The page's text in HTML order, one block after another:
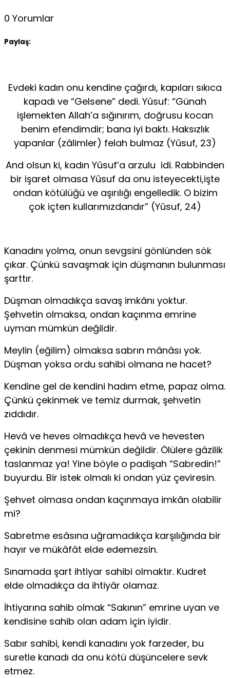
0 Yorumlar
Paylaş:
Evdeki kadın onu kendine çağırdı, kapıları sıkıca
kapadı ve “Gelsene” dedi. Yûsuf: “Günah
işlemekten Allah’a sığınırım, doğrusu kocan
benim efendimdir; bana iyi baktı. Haksızlık
yapanlar (zâlimler) felah bulmaz (Yûsuf, 23)
And olsun ki, kadın Yûsuf’a arzulu idi. Rabbinden
bir işaret olmasa Yûsuf da onu isteyecekti,işte
ondan kötülüğü ve aşırılığı engelledik. O bizim
çok içten kullarımızdandır” (Yûsuf, 24)
Kanadını yolma, onun sevgsini gönlünden sök
çıkar. Çünkü savaşmak için düşmanın bulunması
şarttır.
Düşman olmadıkça savaş imkânı yoktur.
Şehvetin olmaksa, ondan kaçınma emrine
uyman mümkün değildir.
Meylin (eğilim) olmaksa sabrın mânâsı yok.
Düşman yoksa ordu sahibi olmana ne hacet?
Kendine gel de kendini hadım etme, papaz olma.
Çünkü çekinmek ve temiz durmak, şehvetin
zıddıdır.
Hevâ ve heves olmadıkça hevâ ve hevesten
çekinin denmesi mümkün değildir. Ölülere gâzilik
taslanmaz ya! Yine böyle o padişah “Sabredin!”
buyurdu. Bir istek olmalı ki ondan yüz çeviresin.
Şehvet olmasa ondan kaçınmaya imkân olabilir
mi?
Sabretme esâsına uğramadıkça karşılığında bir
hayır ve mükâfât elde edemezsin.
Sınamada şart ihtiyar sahibi olmaktır. Kudret
elde olmadıkça da ihtiyâr olamaz.
İhtiyarına sahib olmak “Sakının” emrine uyan ve
kendisine sahib olan adam için iyidir.
Sabır sahibi, kendi kanadını yok farzeder, bu
suretle kanadı da onu kötü düşüncelere sevk
etmez.